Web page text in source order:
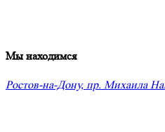
Мы находимся
Ростов-на-Дону, пр. Михаила